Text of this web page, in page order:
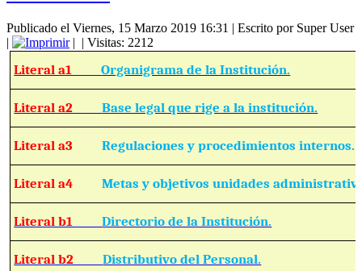
Publicado el Viernes, 15 Marzo 2019 16:31 | Escrito por Super User
|
| | Visitas: 2212
Literal a1Organigrama de la Institución.
Literal a2Base legal que rige a la institución.
Literal a3Regulaciones y procedimientos internos.
Literal a4Metas y objetivos unidades
Literal b1Directorio de la Institución.
Literal b2Distributivo del Personal.